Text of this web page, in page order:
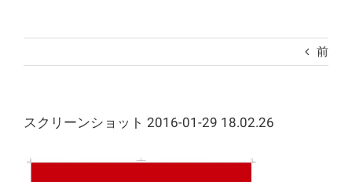
前
スクリーンショット 2016-01-29 18.02.26